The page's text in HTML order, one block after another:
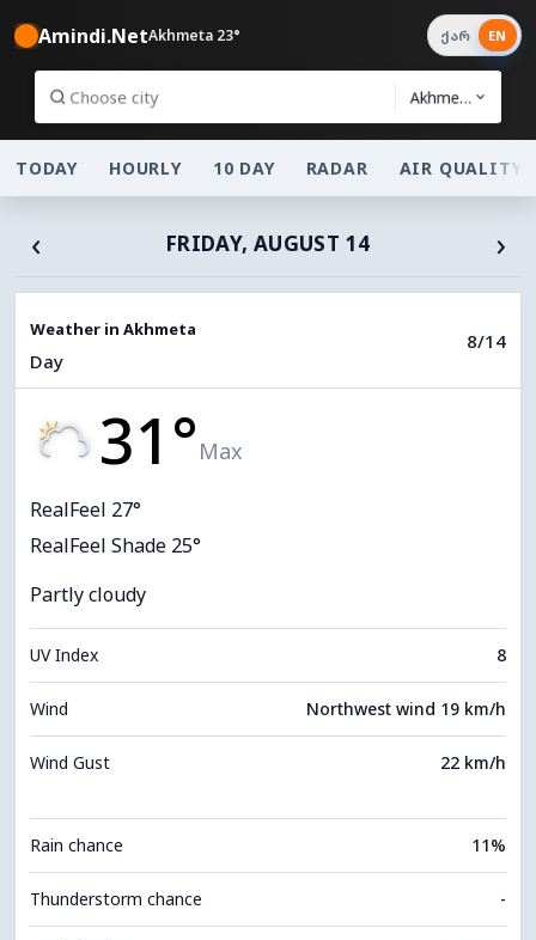
Amindi.NetAkhmeta 23°
Akhmeta
ქარ EN
TODAY HOURLY 10 DAY RADAR AIR QUALITY
‹ FRIDAY, AUGUST 14 ›
Weather in Akhmeta
Day
8/14
31° Max
RealFeel 27°
RealFeel Shade 25°
Partly cloudy
UV Index 8
Wind Northwest wind 19 km/h
Wind Gust 22 km/h
Rain chance 11%
Thunderstorm chance -